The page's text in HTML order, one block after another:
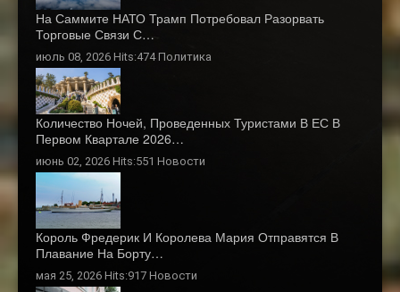
На Саммите НАТО Трамп Потребовал Разорвать
Торговые Связи С…
июль 08, 2026 Hits:474Политика
Количество Ночей, Проведенных Туристами В ЕС В
Первом Квартале 2026…
июнь 02, 2026 Hits:551 Новости
Король Фредерик И Королева Мария Отправятся В
Плавание На Борту…
мая 25, 2026 Hits:917 Новости